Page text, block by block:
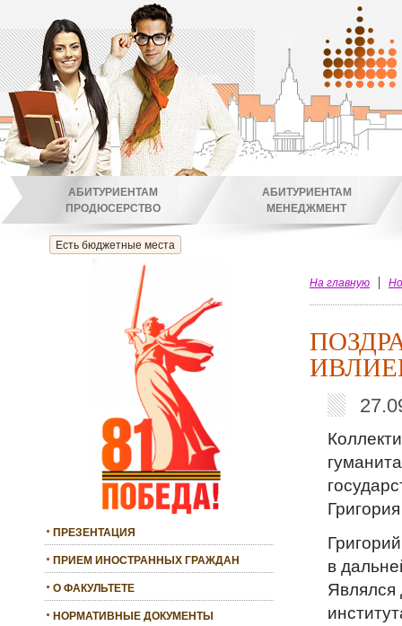
Есть бюджетные места
АБИТУРИЕНТАМ
ПРОДЮСЕРСТВО
АБИТУРИЕНТАМ
МЕНЕДЖМЕНТ
ПРЕЗЕНТАЦИЯ
ПРИЕМ ИНОСТРАННЫХ ГРАЖДАН
О ФАКУЛЬТЕТЕ
НОРМАТИВНЫЕ ДОКУМЕНТЫ
На главную
в
Являлся